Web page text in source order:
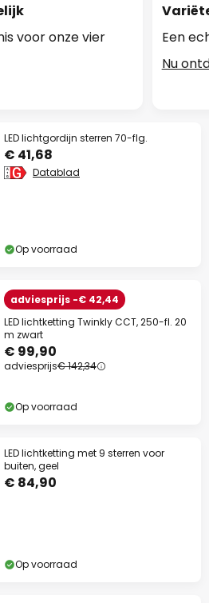
voor onze vier
Een
Nu
LED lichtgordijn sterren 70-flg.
€ 41,68
Datablad
Op voorraad
adviesprijs -€ 42,44
LED lichtketting Twinkly CCT, 250-fl. 20
m zwart
€ 99,90
adviesprijs€ 142,34
Op voorraad
LED lichtketting met 9 sterren voor
buiten, geel
€ 84,90
Op voorraad